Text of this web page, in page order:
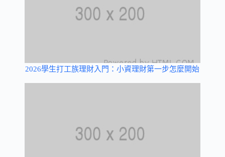
2026學生打工族理財入門：小資理財第一步怎麼開始